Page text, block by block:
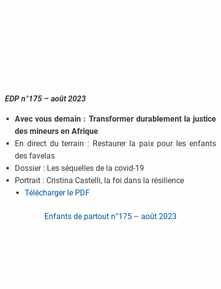
EDP n°175 – août 2023
Avec vous demain : Transformer durablement la justice
des mineurs en Afrique
En direct du terrain : Restaurer la paix pour les enfants
des favelas
Dossier : Les séquelles de la covid-19
Portrait : Cristina Castelli, la foi dans la résilience
Télécharger le PDF
Enfants de partout n°175 – août 2023